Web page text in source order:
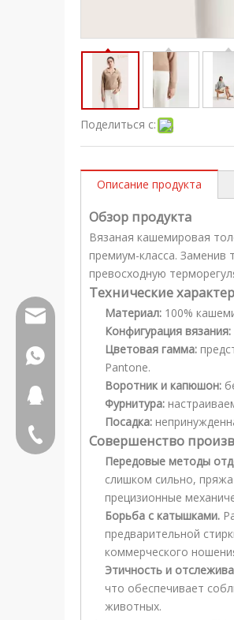
Поделиться с:
Описание продукта
Обзор продукта
Вязаная кашемировая
премиум-класса.
превосходную
Технические
Материал: 100%
Конфигурация вязания:
Цветовая гамма:
Pantone.
Воротник и капюшон:
Фурнитура:
Посадка:
Совершенство
Передовые методы
слишком сильно,
прецизионные
Борьба с катышками.
предварительной
коммерческого
Этичность и
что обеспечивает
животных.
wfs816@wfscashmere.com
+86 17553102731
399917231
＋79629885666